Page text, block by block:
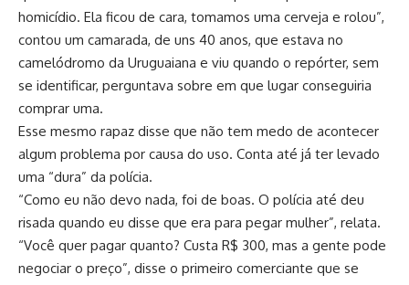
homicídio. Ela ficou de cara, tomamos uma cerveja e rolou”,
contou um camarada, de uns 40 anos, que estava no
camelódromo da Uruguaiana e viu quando o repórter, sem
se identificar, perguntava sobre em que lugar conseguiria
comprar uma.
Esse mesmo rapaz disse que não tem medo de acontecer
algum problema por causa do uso. Conta até já ter levado
uma “dura” da polícia.
“Como eu não devo nada, foi de boas. O polícia até deu
risada quando eu disse que era para pegar mulher”, relata.
“Você quer pagar quanto? Custa R$ 300, mas a gente pode
negociar o preço”, disse o primeiro comerciante que se